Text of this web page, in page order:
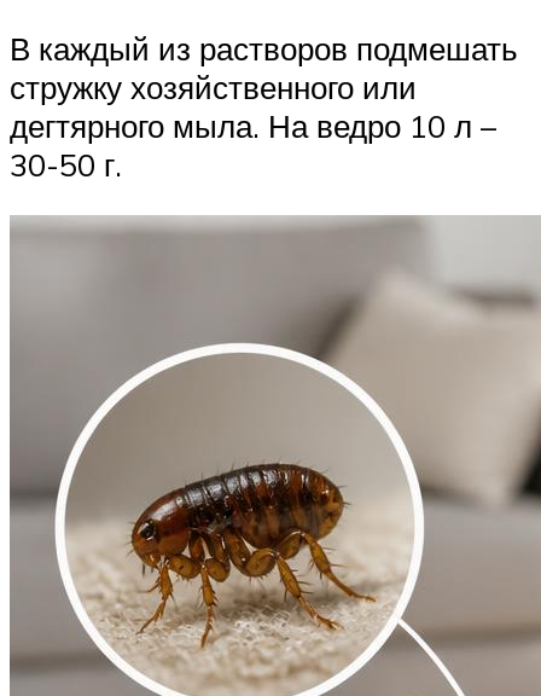
В каждый из растворов подмешать
стружку хозяйственного или
дегтярного мыла. На ведро 10 л –
30-50 г.